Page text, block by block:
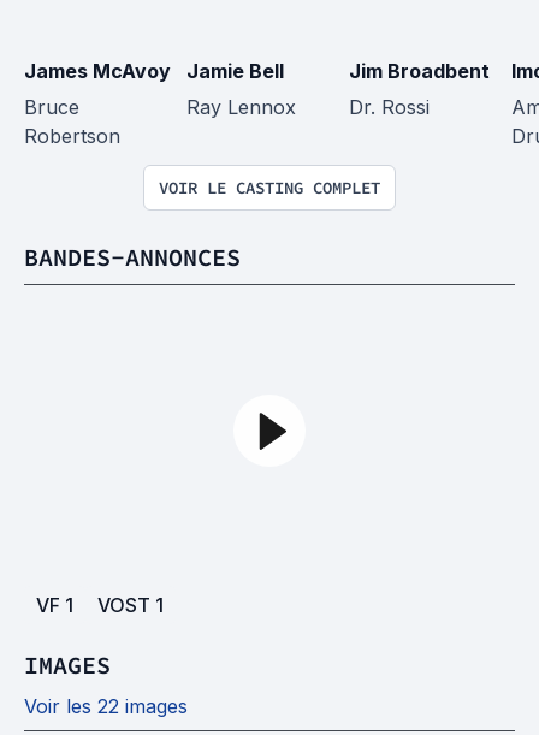
James McAvoy
Bruce
Robertson
Jamie Bell
Ray Lennox
Jim Broadbent
Dr. Rossi
VOIR LE CASTING COMPLET
BANDES-ANNONCES
VF 1 VOST 1
IMAGES
Voir les 22 images